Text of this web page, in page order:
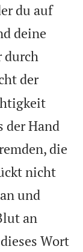
du auf
deine
durch
der
der Hand
die
nicht
und
an
Wort